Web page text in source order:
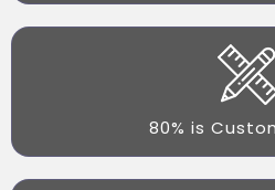
80% is